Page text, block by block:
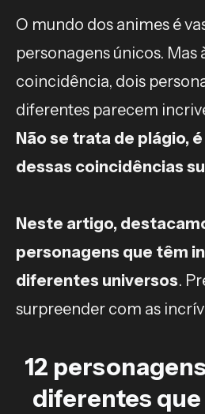
O mundo dos animes é
personagens únicos. Mas
coincidência, dois
diferentes parecem
Não se trata de plágio,
dessas coincidências
Neste artigo,
personagens que têm
diferentes universos.
surpreender com as
12
diferentes que